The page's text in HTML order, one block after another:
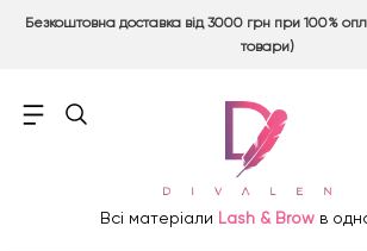
Безкоштовна доставка від 3000 грн при 100%
товари)
Всі матеріали Lash & Brow в